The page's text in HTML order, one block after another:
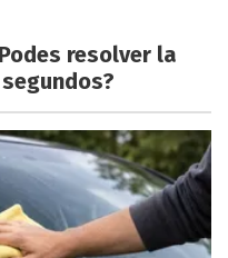
resolver la